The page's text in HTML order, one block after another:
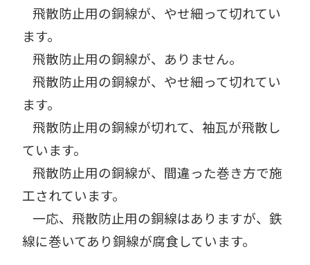
飛散防止用の銅線が、やせ細って切れてい
ます。
飛散防止用の銅線が、ありません。
飛散防止用の銅線が、やせ細って切れてい
ます。
飛散防止用の銅線が切れて、袖瓦が飛散し
ています。
飛散防止用の銅線が、間違った巻き方で施
工されています。
一応、飛散防止用の銅線はありますが、鉄
線に巻いてあり銅線が腐食しています。